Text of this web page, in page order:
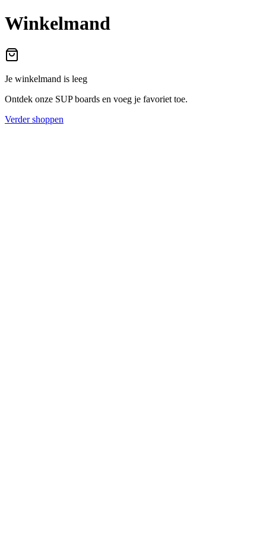
Winkelmand
Je winkelmand is leeg
Ontdek onze SUP boards en voeg je favoriet toe.
Verder shoppen